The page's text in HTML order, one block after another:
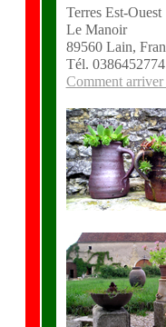
Terres Est-Ouest
Le Manoir
89560 Lain,
Tél. 0386452774
Comment arriver